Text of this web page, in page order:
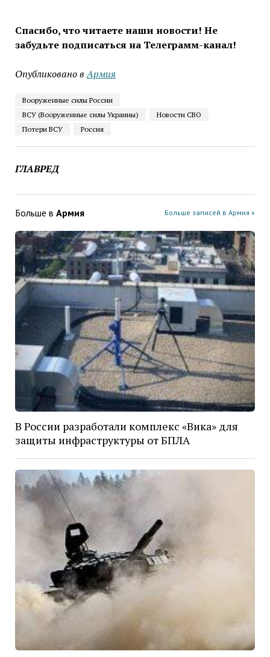
Спасибо, что читаете наши новости! Не
забудьте подписаться на Телеграмм-канал!
Опубликовано в Армия
Вооруженные силы России
ВСУ (Вооруженные силы Украины)
Новости СВО
Потери ВСУ
Россия
ГЛАВРЕД
Больше в Армия Больше записей в Армия »
В России разработали комплекс «Вика» для
защиты инфраструктуры от БПЛА